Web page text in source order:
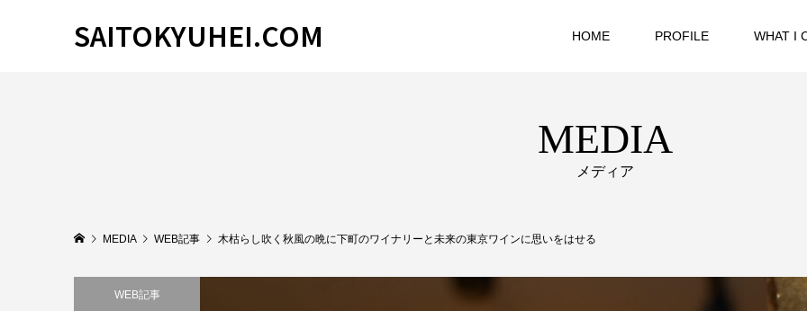
SAITOKYUHEI.COM HOME PROFILE WHAT I
MEDIA
メディア
MEDIA WEB記事 木枯らし吹く秋風の晩に下町のワイナリーと未来の東京ワインに思いをはせる
WEB記事